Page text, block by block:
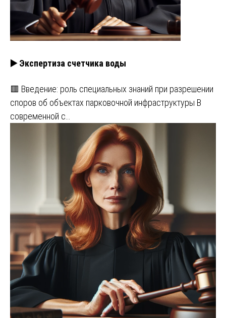
▶️ Экспертиза счетчика воды
🟥 Введение: роль специальных знаний при разрешении
споров об объектах парковочной инфраструктуры В
современной с…